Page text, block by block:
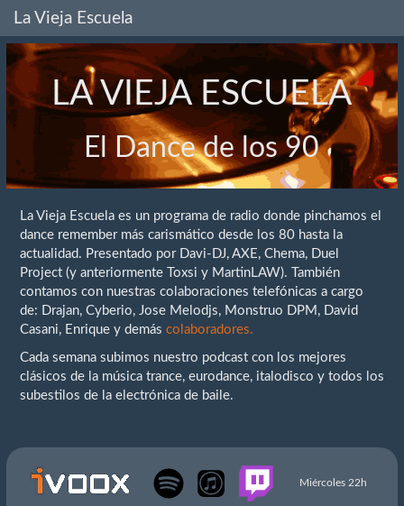
La Vieja Escuela
LA VIEJA ESCUELA
El Dance de los 90
La Vieja Escuela es un programa de radio donde pinchamos el
dance remember más carismático desde los 80 hasta la
actualidad. Presentado por Davi-DJ, AXE, Chema, Duel
Project (y anteriormente Toxsi y MartinLAW). También
contamos con nuestras colaboraciones telefónicas a cargo
de: Drajan, Cyberio, Jose Melodjs, Monstruo DPM, David
Casani, Enrique y demás colaboradores.
Cada semana subimos nuestro podcast con los mejores
clásicos de la música trance, eurodance, italodisco y todos los
subestilos de la electrónica de baile.
Miércoles 22h